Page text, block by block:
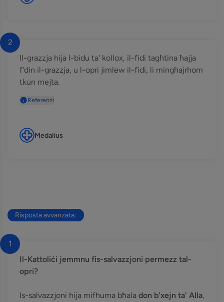
2
Il-grazzja hija l-bidu ta' kollox, il-fidi tagħtina ħajja
f'din il-grazzja, u l-opri jimlew il-fidi, li mingħajrhom
tkun mejta.
Referenzi
Medalius
Risposta avvanzata:
1
Il-Kattoliċi jemmnu fis-salvazzjoni permezz tal-
opri?
Is-salvazzjoni hija mifhuma bħala don b'xejn ta' Alla,